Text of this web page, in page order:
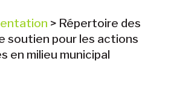
> Répertoire des
soutien pour les actions
en milieu municipal